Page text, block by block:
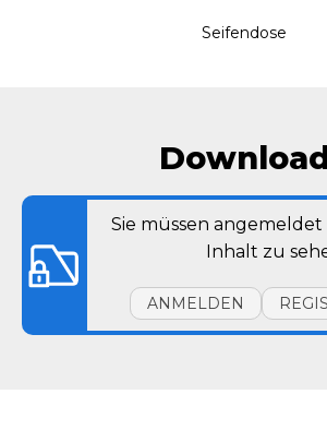
Seifendose
Sie müssen angemeldet
Inhalt zu
ANMELDEN